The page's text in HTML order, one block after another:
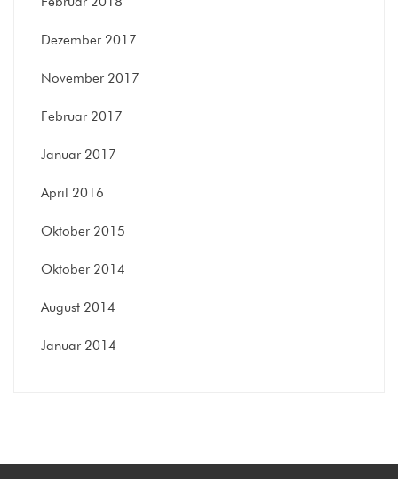
Dezember 2017
November 2017
Februar 2017
Januar 2017
April 2016
Oktober 2015
Oktober 2014
August 2014
Januar 2014